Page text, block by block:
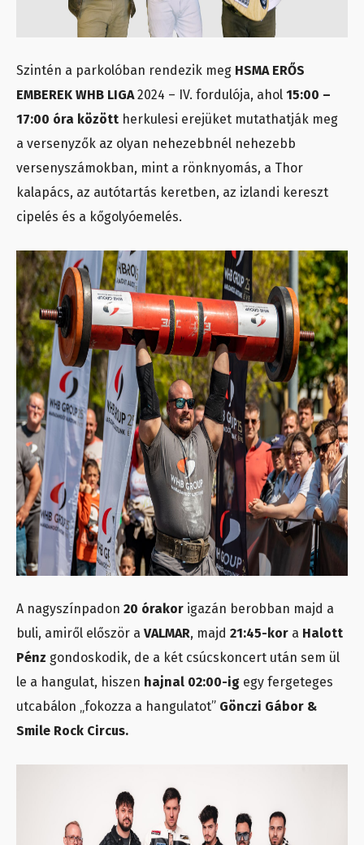
Szintén a parkolóban rendezik meg HSMA ERŐS
EMBEREK WHB LIGA2024 – IV. fordulója, ahol 15:00 –
17:00 óra között herkulesi erejüket mutathatják meg
a versenyzők az olyan nehezebbnél nehezebb
versenyszámokban, mint a rönknyomás, a Thor
kalapács, az autótartás keretben, az izlandi kereszt
cipelés és a kőgolyóemelés.
A nagyszínpadon 20 órakor igazán berobban majd a
buli, amiről először a VALMAR, majd 21:45-kor a Halott
Pénz gondoskodik, de a két csúcskoncert után sem ül
le a hangulat, hiszen hajnal 02:00-ig egy fergeteges
utcabálon „fokozza a hangulatot” Gönczi Gábor &
Smile Rock Circus.